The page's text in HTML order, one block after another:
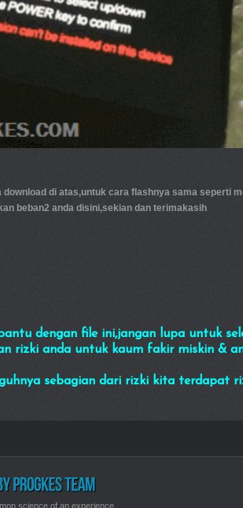
download di atas,untuk cara flashnya sama seperti
beban2 anda disini,sekian dan terimakasih
dengan file ini,jangan lupa untuk
anda untuk kaum fakir miskin &
sebagian dari rizki kita terdapat
science of an experience